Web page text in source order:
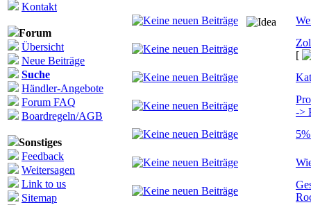
Kontakt
Forum
Übersicht
Neue Beiträge
Suche
Händler-Angebote
Forum FAQ
Boardregeln/AGB
Sonstiges
Feedback
Weitersagen
Link to us
Sitemap
[
->